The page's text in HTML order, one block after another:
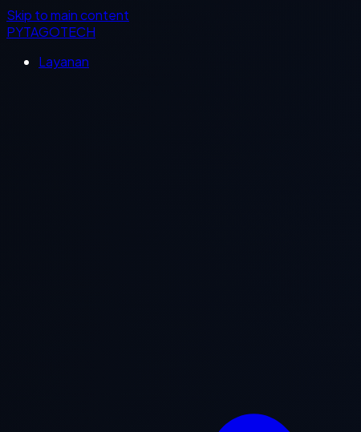
Skip to main content
PYTAGOTECH
Layanan